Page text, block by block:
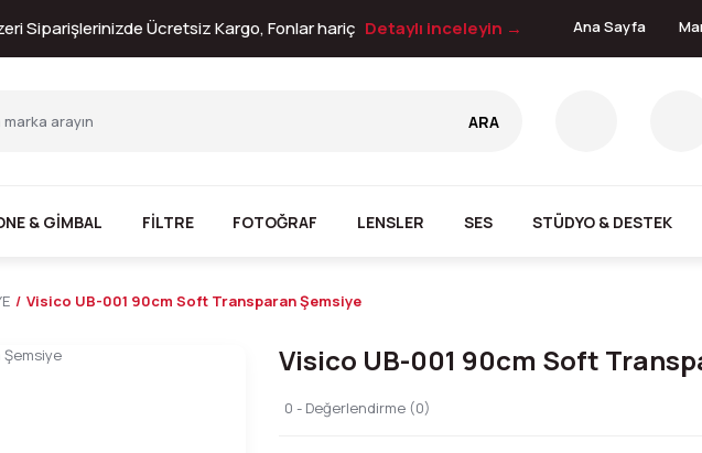
Siparişlerinizde Ücretsiz Kargo, Fonlar hariç Detaylı inceleyin → Ana Sayfa
ARA
& GİMBAL FİLTRE FOTOĞRAF LENSLER SES STÜDYO & DESTEK
Visico UB-001 90cm Soft Transparan Şemsiye
Visico UB-001 90cm Soft
0 - Değerlendirme (0)